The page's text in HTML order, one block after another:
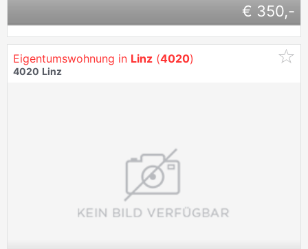
€ 350,-
Eigentumswohnung in Linz (4020)
4020 Linz